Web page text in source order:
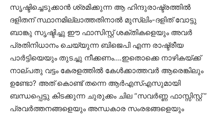
സൃഷ്ടിച്ചെടുക്കാൻ ശ്രമിക്കുന്ന ആ ഹിന്ദുരാഷ്ട്രത്തിൽ
ദളിതന് സ്ഥാനമില്ലാത്തതിനാൽ മുസ്‌ലിം-ദളിത് വോട്ടു
ബാങ്കു സൃഷ്ടിച്ചു ഈ ഫാസിസ്റ്റ് ശക്തികളെയും അവർ
പ്രതിനിധാനം ചെയ്യുന്ന ബിജെപി എന്ന രാഷ്ട്രീയ
പാർട്ടിയെയും തുടച്ചു നീക്കണം….ഇതൊക്കെ നാഴികയ്ക്ക്
നാല്പതു വട്ടം കേരളത്തിൽ കേൾക്കാത്തവർ ആരെങ്കിലും
ഉണ്ടോ? അത് കൊണ്ട് തന്നെ ആർഎസ്എസുമായി
ബന്ധപ്പെട്ടു കിടക്കുന്ന ചുരുക്കം ചില “സവർണ്ണ ഫാസ്സിസ്റ്റ് ”
പ്രവർത്തനങ്ങളെയും അന്ധകാര സംരഭങ്ങളെയും